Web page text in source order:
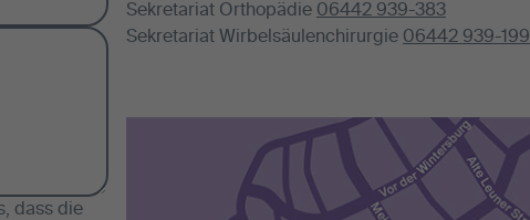
dass die
Sekretariat Orthopädie 06442 939-383
Sekretariat Wirbelsäulenchirurgie 06442 939-199